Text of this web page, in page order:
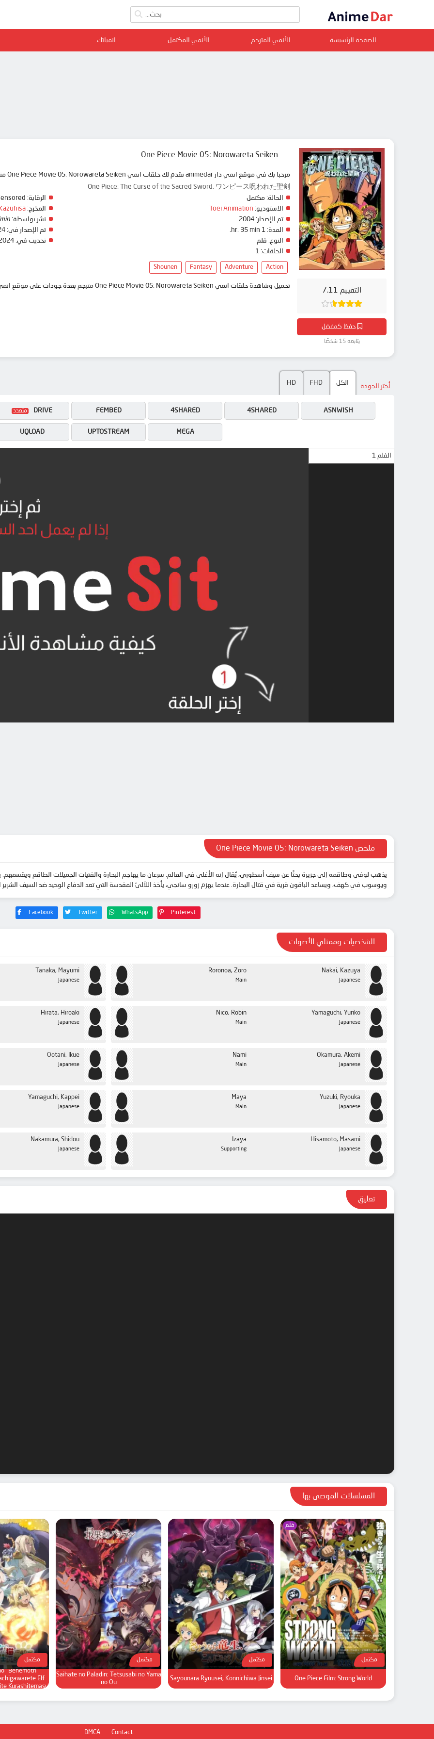
الصفحة الرئسيسة الأنمي المترجم الأنمي المكتمل انمياتك
التقييم 7.11
حفظ كمفضل
يتابعه 15 شخصًا
One Piece Movie 05: Norowareta Seiken
مرحبا بك في موقع انمي دار animedar نقدم لك حلقات انمي One Piece Movie 05: Norowareta Seiken مترجم عربي بجودة عالية على سرفرات متعددة, مشاهدة ممتعة
One Piece: The Curse of the Sacred Sword, ワンピース呪われた聖剣
الحالة: مكتمل
الاستوديو: Toei Animation
تم الإصدار:
المدة:
النوع: فلم
الحلقات:
الرقابة:
المخرج:
نشر بواسطة:
تم الإصدار في:
تحديث في:
Action
Adventure
Fantasy
Shounen
تحميل وشاهدة حلقات انمي One Piece Movie 05: Norowareta Seiken مترجم بعدة جودات على موقع انمي دار - animedar
أختر الجودة الكل FHD
HD
ASNWISH
MEGA
4SHARED
DRIVE 4SHARED
FEMBED
UPTOSTREAM
UQLOAD
الفلم 1
ملخص One Piece Movie 05: Norowareta Seiken
يذهب لوفي وطاقمه إلى جزيرة بحثًا عن سيف أسطوري، يُقال إنه الأغلى في العالم. سرعان ما يهاجم البحارة والفتيات الجميلات الطاقم
ويوسوب في كهف، ويساعد الباقون قرية في قتال البحارة. عندما يهزم زورو سانجي، يأخذ اللآلئ المقدسة التي تعد الدفاع الوحيد ضد السيف
Facebook Twitter WhatsApp Pinterest
الشخصيات وممثلي الأصوات
Tanaka, Mayumi
Japanese
Roronoa, Zoro
Main
Nakai, Kazuya
Japanese
Hirata, Hiroaki
Japanese
Nico, Robin
Main
Yamaguchi, Yuriko
Japanese
Ootani, Ikue
Japanese
Nami
Main
Okamura, Akemi
Japanese
Yamaguchi, Kappei
Japanese
Maya
Main
Yuzuki, Ryouka
Japanese
Nakamura, Shidou
Japanese
Izaya
Supporting
Hisamoto, Masami
Japanese
تعليق
المسلسلات الموصى بها
فلم
مكتمل
One Piece Film: Strong World
مكتمل
Sayounara Ryuusei, Konnichiwa Jinsei
مكتمل
Saihate no Paladin: Tetsusabi no Yama
no Ou
مكتمل
"Behemoth"
Elf
Kurashitemasu
DMCA Contact